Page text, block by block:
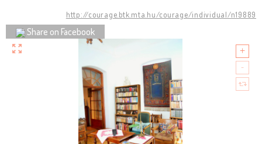
http://courage.btk.mta.hu/courage/individual/n19889
Share on Facebook